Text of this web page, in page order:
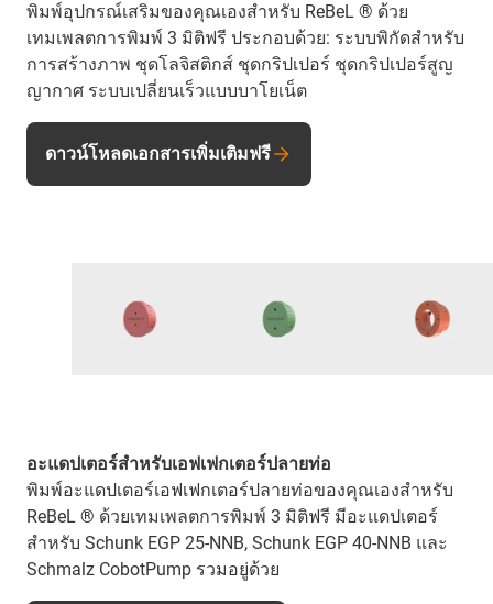
พิมพ์อุปกรณ์เสริมของคุณเองสำหรับ ReBeL ® ด้วย
เทมเพลตการพิมพ์ 3 มิติฟรี ประกอบด้วย: ระบบพิกัดสำหรับ
การสร้างภาพ ชุดโลจิสติกส์ ชุดกริปเปอร์ ชุดกริปเปอร์สูญ
ญากาศ ระบบเปลี่ยนเร็วแบบบาโยเน็ต
ดาวน์โหลดเอกสารเพิ่มเติมฟรี
อะแดปเตอร์สำหรับเอฟเฟกเตอร์ปลายท่อ
พิมพ์อะแดปเตอร์เอฟเฟกเตอร์ปลายท่อของคุณเองสำหรับ
ReBeL ® ด้วยเทมเพลตการพิมพ์ 3 มิติฟรี มีอะแดปเตอร์
สำหรับ Schunk EGP 25-NNB, Schunk EGP 40-NNB และ
Schmalz CobotPump รวมอยู่ด้วย